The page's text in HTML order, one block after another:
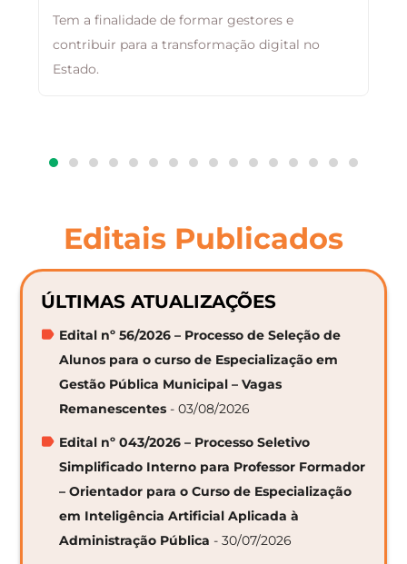
Tem a finalidade de formar gestores e
contribuir para a transformação digital no
Estado.
Editais Publicados
ÚLTIMAS ATUALIZAÇÕES
Edital nº 56/2026 – Processo de Seleção de
Alunos para o curso de Especialização em
Gestão Pública Municipal – Vagas
Remanescentes - 03/08/2026
Edital nº 043/2026 – Processo Seletivo
Simplificado Interno para Professor Formador
– Orientador para o Curso de Especialização
em Inteligência Artificial Aplicada à
Administração Pública - 30/07/2026